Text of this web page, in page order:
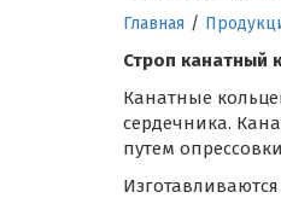
Главная /
Строп канатный
Канатные
сердечника.
путем